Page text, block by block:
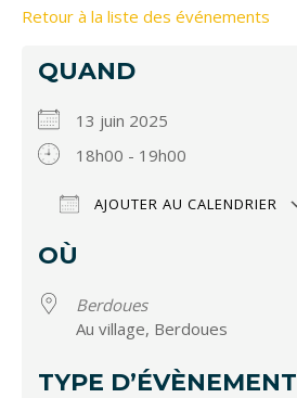
Retour à la liste des événements
QUAND
13 juin 2025
18h00 - 19h00
AJOUTER AU CALENDRIER
OÙ
Berdoues
Au village, Berdoues
TYPE D’ÉVÈNEMENT